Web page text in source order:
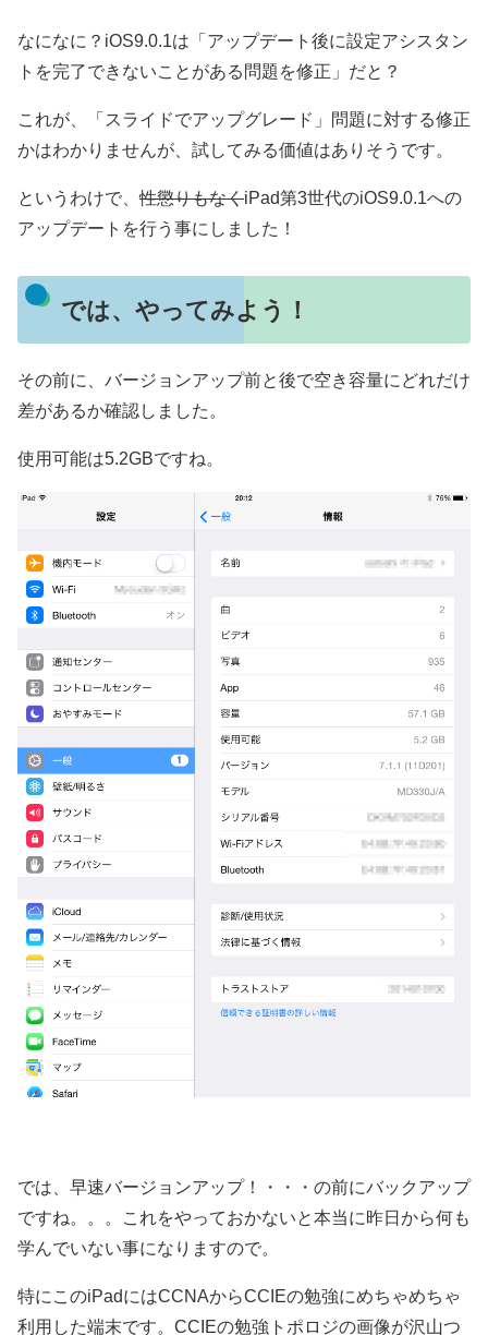
なになに？iOS9.0.1は「アップデート後に設定アシスタン
トを完了できないことがある問題を修正」だと？
これが、「スライドでアップグレード」問題に対する修正
かはわかりませんが、試してみる価値はありそうです。
というわけで、性懲りもなくiPad第3世代のiOS9.0.1への
アップデートを行う事にしました！
では、やってみよう！
その前に、バージョンアップ前と後で空き容量にどれだけ
差があるか確認しました。
使用可能は5.2GBですね。
では、早速バージョンアップ！・・・の前にバックアップ
ですね。。。これをやっておかないと本当に昨日から何も
学んでいない事になりますので。
特にこのiPadにはCCNAからCCIEの勉強にめちゃめちゃ
利用した端末です。CCIEの勉強トポロジの画像が沢山つ